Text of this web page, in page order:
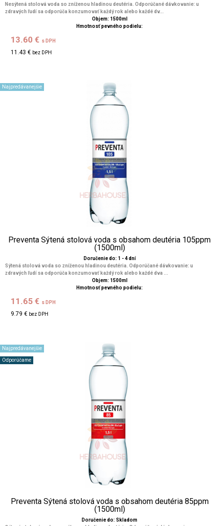
Nesýtená stolová voda so zníženou hladinou deutéria. Odporúčané dávkovanie: u
zdravých ľudí sa odporúča konzumovať každý rok alebo každé dv...
Objem: 1500ml
Hmotnosť pevného podielu:
13.60 € s DPH
11.43 € bez DPH
Najpredávanejšie
Preventa Sýtená stolová voda s obsahom deutéria 105ppm
(1500ml)
Doručenie do: 1 - 4 dní
Sýtená stolová voda so zníženou hladinou deutéria. Odporúčané dávkovanie: u
zdravých ľudí sa odporúča konzumovať každý rok alebo každé dva ...
Objem: 1500ml
Hmotnosť pevného podielu:
11.65 € s DPH
9.79 € bez DPH
Najpredávanejšie
Odporúčame
Preventa Sýtená stolová voda s obsahom deutéria 85ppm
(1500ml)
Doručenie do: Skladom